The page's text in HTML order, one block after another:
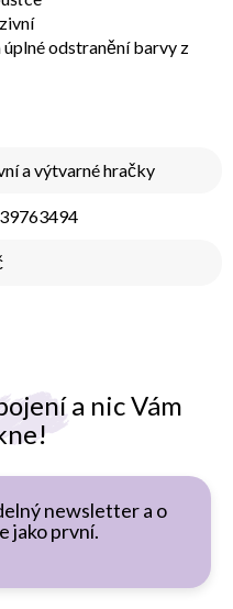
a nic Vám
newsletter a o
jako první.
úplné odstranění barvy z
a výtvarné hračky